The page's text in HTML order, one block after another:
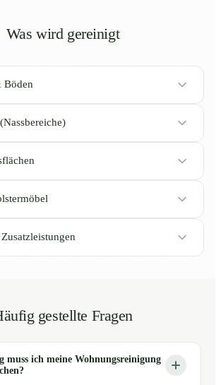
Was wird gereinigt
Böden
gestellte Fragen
muss ich meine Wohnungsreinigung